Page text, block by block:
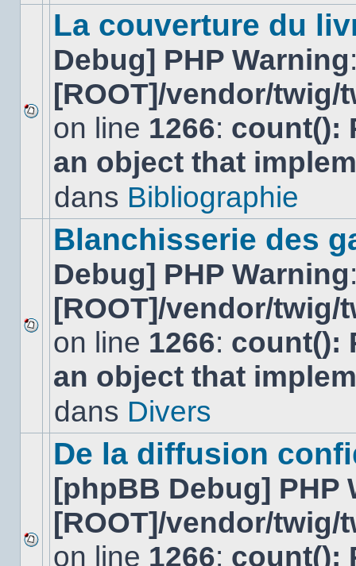
Aucun
nouveau
message
non-
dans
La couverture du
Debug] PHP Warning
[ROOT]/vendor/
on line 1266: count():
an object that
dans Bibliographie
Aucun
nouveau
message
non-
dans
Blanchisserie des
Debug] PHP Warning
[ROOT]/vendor/
on line 1266: count():
an object that
dans Divers
Aucun
De la diffusion
[phpBB Debug] PHP
[ROOT]/vendor/
on line 1266: count():